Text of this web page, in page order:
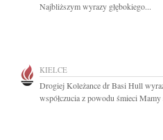
Najbliższym wyrazy głębokiego...
KIELCE
Drogiej Koleżance dr Basi Hull
współczucia z powodu śmieci Mamy